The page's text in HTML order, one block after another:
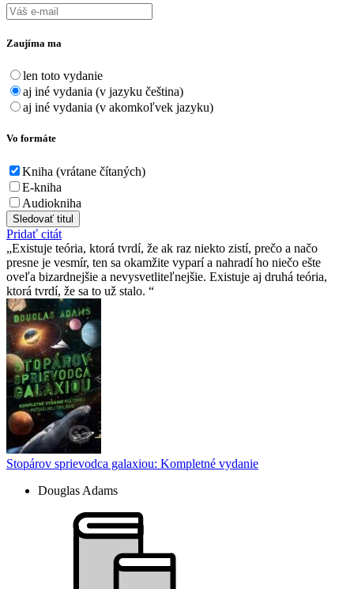
Zaujíma ma
len toto vydanie
aj iné vydania (v jazyku čeština)
aj iné vydania (v akomkoľvek jazyku)
Vo formáte
Kniha (vrátane čítaných)
E-kniha
Audiokniha
Sledovať titul
Pridať citát
Existuje teória, ktorá tvrdí, že ak raz niekto zistí, prečo a načo
presne je vesmír, ten sa okamžite vyparí a nahradí ho niečo ešte
oveľa bizardnejšie a nevysvetliteľnejšie. Existuje aj druhá teória,
ktorá tvrdí, že sa to už stalo.
Stopárov sprievodca galaxiou: Kompletné vydanie
Douglas Adams